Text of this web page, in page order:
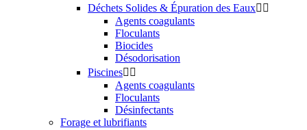
Déchets Solides & Épuration des Eaux 
Agents coagulants
Floculants
Biocides
Désodorisation
Piscines 
Agents coagulants
Floculants
Désinfectants
Forage et lubrifiants